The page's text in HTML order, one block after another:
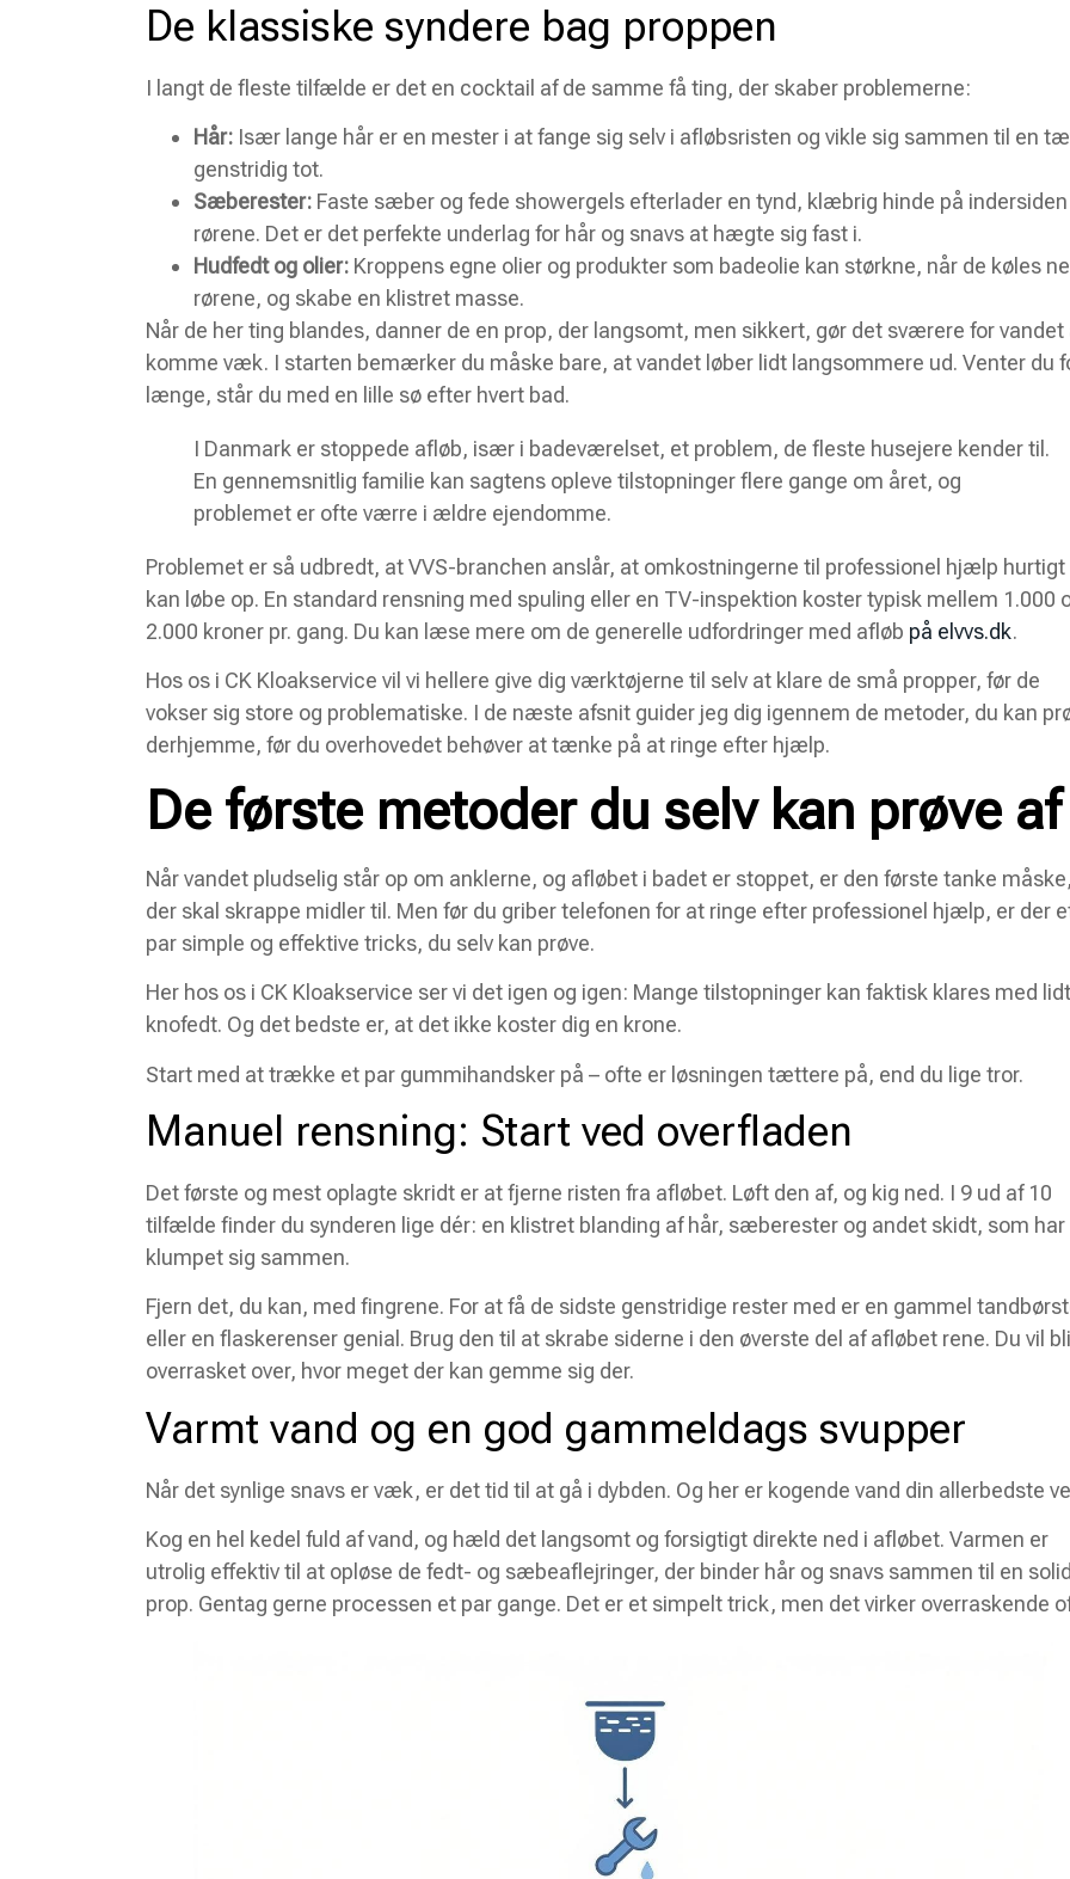
De klassiske syndere bag proppen
I langt de fleste tilfælde er det en cocktail af de samme få ting, der skaber problemerne:
Hår: Især lange hår er en mester i at fange sig selv i afløbsristen og vikle sig sammen til en
genstridig tot.
Sæberester: Faste sæber og fede showergels efterlader en tynd, klæbrig hinde på
rørene. Det er det perfekte underlag for hår og snavs at hægte sig fast i.
Hudfedt og olier: Kroppens egne olier og produkter som badeolie kan størkne, når de køles
rørene, og skabe en klistret masse.
Når de her ting blandes, danner de en prop, der langsomt, men sikkert, gør det sværere for vandet
komme væk. I starten bemærker du måske bare, at vandet løber lidt langsommere ud. Venter du
længe, står du med en lille sø efter hvert bad.
I Danmark er stoppede afløb, især i badeværelset, et problem, de fleste husejere kender til.
En gennemsnitlig familie kan sagtens opleve tilstopninger flere gange om året, og
problemet er ofte værre i ældre ejendomme.
Problemet er så udbredt, at VVS-branchen anslår, at omkostningerne til professionel hjælp hurtigt
kan løbe op. En standard rensning med spuling eller en TV-inspektion koster typisk mellem 1.000
2.000 kroner pr. gang. Du kan læse mere om de generelle udfordringer med afløb på elvvs.dk.
Hos os i CK Kloakservice vil vi hellere give dig værktøjerne til selv at klare de små propper, før de
vokser sig store og problematiske. I de næste afsnit guider jeg dig igennem de metoder, du kan
derhjemme, før du overhovedet behøver at tænke på at ringe efter hjælp.
De første metoder du selv kan prøve af
Når vandet pludselig står op om anklerne, og afløbet i badet er stoppet, er den første tanke
der skal skrappe midler til. Men før du griber telefonen for at ringe efter professionel hjælp, er der
par simple og effektive tricks, du selv kan prøve.
Her hos os i CK Kloakservice ser vi det igen og igen: Mange tilstopninger kan faktisk klares med lidt
knofedt. Og det bedste er, at det ikke koster dig en krone.
Start med at trække et par gummihandsker på – ofte er løsningen tættere på, end du lige tror.
Manuel rensning: Start ved overfladen
Det første og mest oplagte skridt er at fjerne risten fra afløbet. Løft den af, og kig ned. I 9 ud af 10
tilfælde finder du synderen lige dér: en klistret blanding af hår, sæberester og andet skidt, som har
klumpet sig sammen.
Fjern det, du kan, med fingrene. For at få de sidste genstridige rester med er en gammel
eller en flaskerenser genial. Brug den til at skrabe siderne i den øverste del af afløbet rene. Du vil
overrasket over, hvor meget der kan gemme sig der.
Varmt vand og en god gammeldags svupper
Når det synlige snavs er væk, er det tid til at gå i dybden. Og her er kogende vand din allerbedste
Kog en hel kedel fuld af vand, og hæld det langsomt og forsigtigt direkte ned i afløbet. Varmen er
utrolig effektiv til at opløse de fedt- og sæbeaflejringer, der binder hår og snavs sammen til en solid
prop. Gentag gerne processen et par gange. Det er et simpelt trick, men det virker overraskende